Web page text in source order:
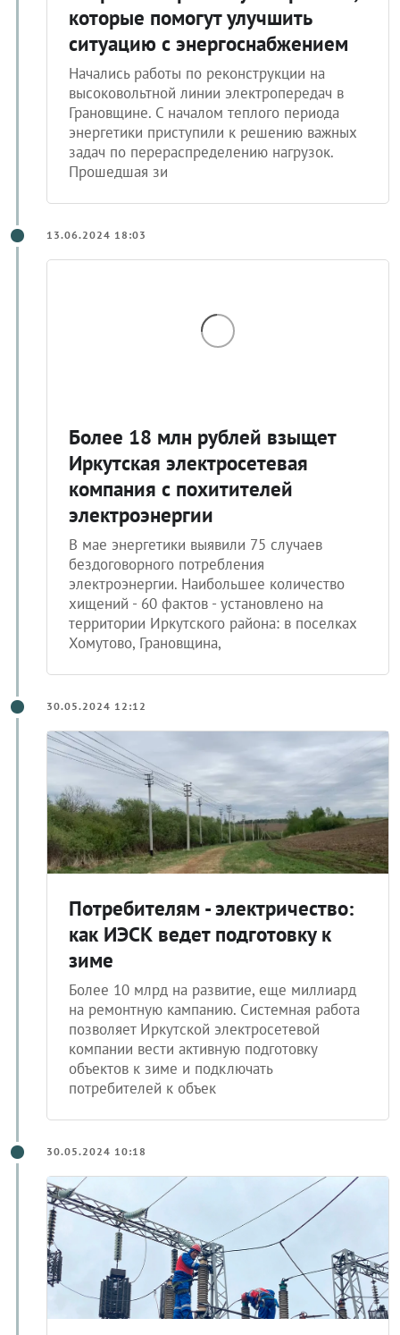
которые помогут улучшить
ситуацию с энергоснабжением
Начались работы по реконструкции на
высоковольтной линии электропередач в
Грановщине. С началом теплого периода
энергетики приступили к решению важных
задач по перераспределению нагрузок.
Прошедшая зи
13.06.2024 18:03
Более 18 млн рублей взыщет
Иркутская электросетевая
компания с похитителей
электроэнергии
В мае энергетики выявили 75 случаев
бездоговорного потребления
электроэнергии. Наибольшее количество
хищений - 60 фактов - установлено на
территории Иркутского района: в поселках
Хомутово, Грановщина,
30.05.2024 12:12
Потребителям - электричество:
как ИЭСК ведет подготовку к
зиме
Более 10 млрд на развитие, еще миллиард
на ремонтную кампанию. Системная работа
позволяет Иркутской электросетевой
компании вести активную подготовку
объектов к зиме и подключать
потребителей к объек
30.05.2024 10:18